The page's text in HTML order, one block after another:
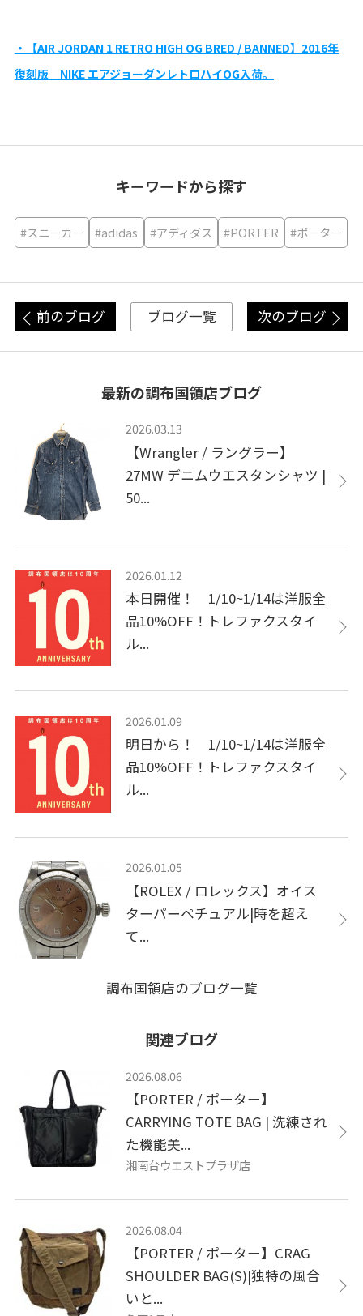
・【AIR JORDAN 1 RETRO HIGH OG BRED / BANNED】2016年
復刻版 NIKE エアジョーダンレトロハイOG入荷。
キーワードから探す
#スニーカー #adidas #アディダス #PORTER #ポーター
前のブログ ブログ一覧 次のブログ
最新の調布国領店ブログ
2026.03.13
【Wrangler / ラングラー】
27MW デニムウエスタンシャツ |
50...
2026.01.12
本日開催！ 1/10~1/14は洋服全
品10%OFF！トレファクスタイ
ル...
2026.01.09
明日から！ 1/10~1/14は洋服全
品10%OFF！トレファクスタイ
ル...
2026.01.05
【ROLEX / ロレックス】オイス
ターパーペチュアル|時を超え
て...
調布国領店のブログ一覧
関連ブログ
2026.08.06
【PORTER / ポーター】
CARRYING TOTE BAG | 洗練され
た機能美...
湘南台ウエストプラザ店
2026.08.04
【PORTER / ポーター】CRAG
SHOULDER BAG(S)|独特の風合
いと...